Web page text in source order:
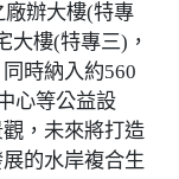
廠辦大樓(特專
大樓(特專三)，
時納入約560
心等公益設
，未來將打造
的水岸複合生